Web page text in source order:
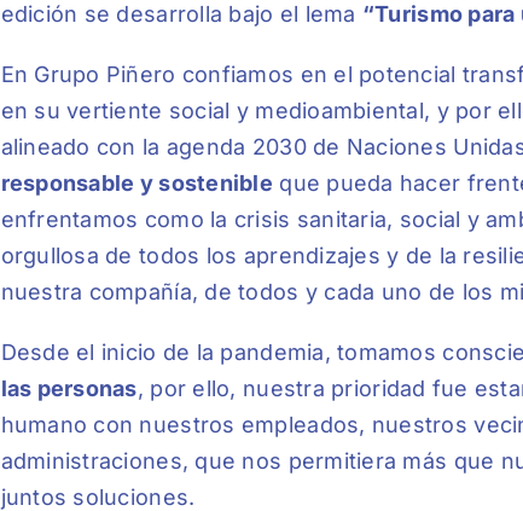
edición se desarrolla bajo el lema “Turismo
En Grupo Piñero confiamos en el potencial
en su vertiente social y medioambiental, y por
alineado con la agenda 2030 de Naciones
responsable y sostenible que pueda hacer
enfrentamos como la crisis sanitaria, social y
orgullosa de todos los aprendizajes y de la
nuestra compañía, de todos y cada uno de los
Desde el inicio de la pandemia, tomamos
las personas, por ello, nuestra prioridad fue
humano con nuestros empleados, nuestros
administraciones, que nos permitiera más que
juntos soluciones.